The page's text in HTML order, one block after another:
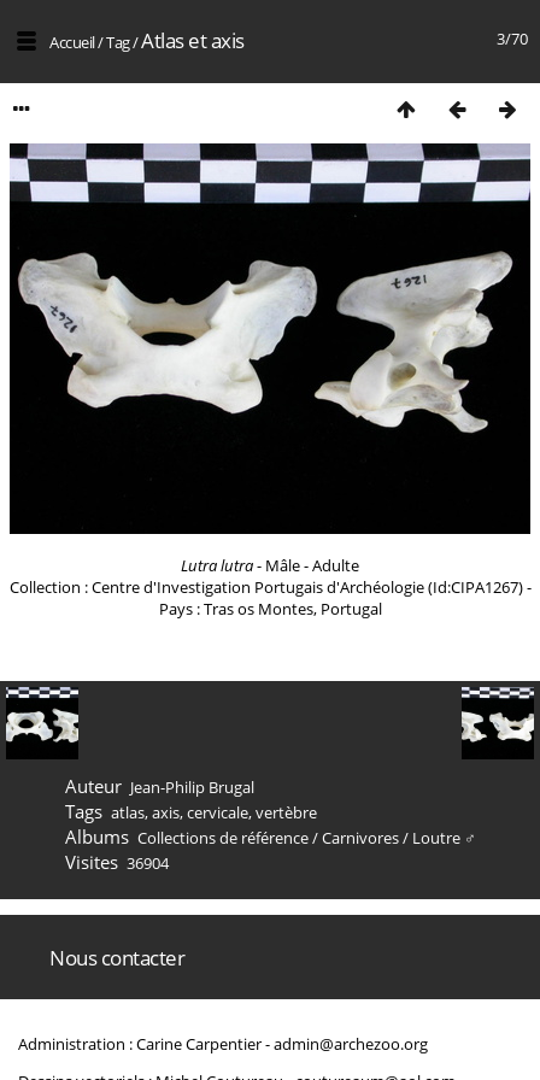
3/70
Accueil/Tag/Atlas et axis
Lutra lutra- Mâle - Adulte
Collection : Centre d'Investigation Portugais d'Archéologie (Id:CIPA1267) -
Pays : Tras os Montes, Portugal
Auteur Jean-Philip Brugal
Tags atlas,axis,cervicale,vertèbre
Albums Collections de référence/Carnivores/ Loutre ♂
Visites 36904
Nous contacter
Administration : Carine Carpentier -admin@archezoo.org